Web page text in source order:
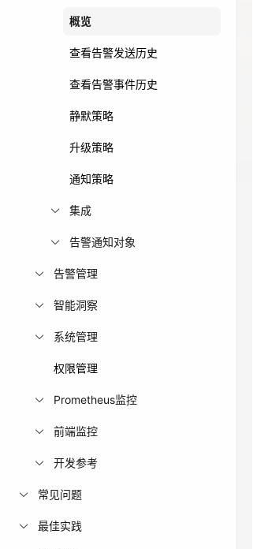
概览
查看告警发送历史
查看告警事件历史
静默策略
升级策略
通知策略
集成
告警通知对象
告警管理
智能洞察
系统管理
权限管理
Prometheus监控
前端监控
开发参考
常见问题
最佳实践